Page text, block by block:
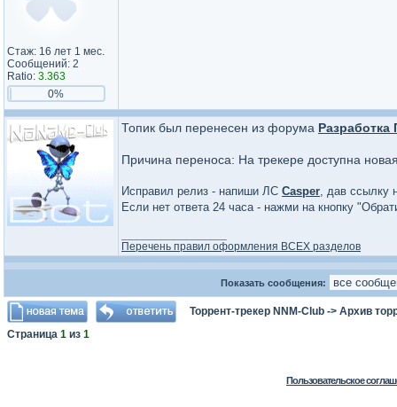
Стаж: 16 лет 1 мес.
Сообщений: 2
Ratio: 3.363
0%
Топик был перенесен из форума Разработка
Причина переноса: На трекере доступна
Исправил релиз - напиши ЛС Casper, дав ссылку
Если нет ответа 24 часа - нажми на кнопку
Перечень правил оформления ВСЕХ разделов
Показать сообщения:
Торрент-трекер NNM-Club -> Архив
Страница 1 из 1
Пользовательское